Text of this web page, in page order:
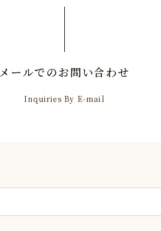
メールでのお問い合わせ
Inquiries By E-mail